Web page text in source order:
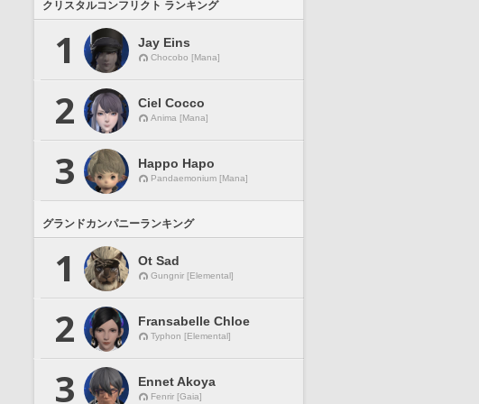
クリスタルコンフリクト ランキング
1 Jay Eins
Chocobo [Mana]
2 Ciel Cocco
Anima [Mana]
3 Happo Hapo
Pandaemonium [Mana]
グランドカンパニーランキング
1 Ot Sad
Gungnir [Elemental]
2 Fransabelle Chloe
Typhon [Elemental]
3 Ennet Akoya
Fenrir [Gaia]